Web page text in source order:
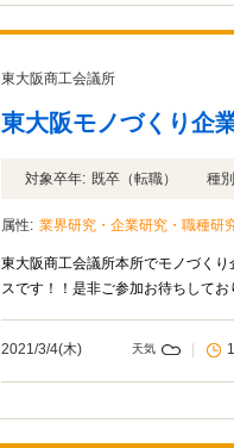
東大阪商工会議所
東大阪モノづくり企
対象卒年: 既卒（転職） 種
属性: 業界研究・企業研究・職種研
東大阪商工会議所本所でモノづく
スです！！是非ご参加お待ちしてお
2021/3/4(木) 天気